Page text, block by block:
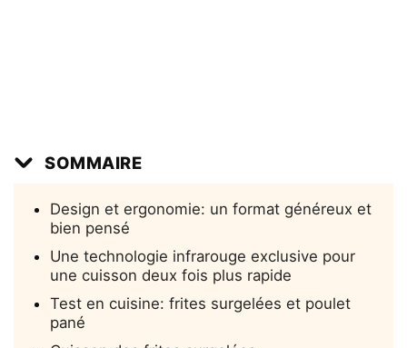
SOMMAIRE
Design et ergonomie: un format généreux et
bien pensé
Une technologie infrarouge exclusive pour
une cuisson deux fois plus rapide
Test en cuisine: frites surgelées et poulet
pané